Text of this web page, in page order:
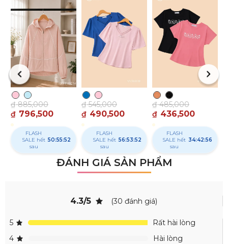
₫ 796,500
₫885,000
FLASH
SALE hết
sau
50:55:51
₫ 490,500
₫545,000
FLASH
SALE hết
sau
56:53:51
₫ 436,500
₫485,000
FLASH
SALE hết
sau
34:42:55
ĐÁNH GIÁ SẢN PHẨM
(30 đánh giá)
4.3/5
5
Rất hài lòng
4
Hài lòng